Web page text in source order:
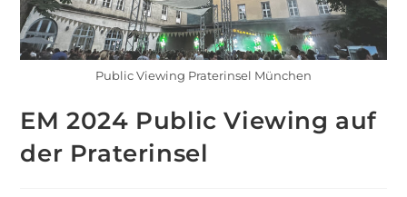
Public Viewing Praterinsel München
EM 2024 Public Viewing auf
der Praterinsel